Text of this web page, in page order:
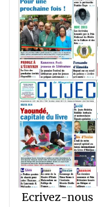
Ecrivez-nous